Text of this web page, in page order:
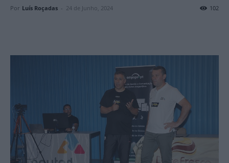
Por Luís Roçadas - 24 de Junho, 2024 102